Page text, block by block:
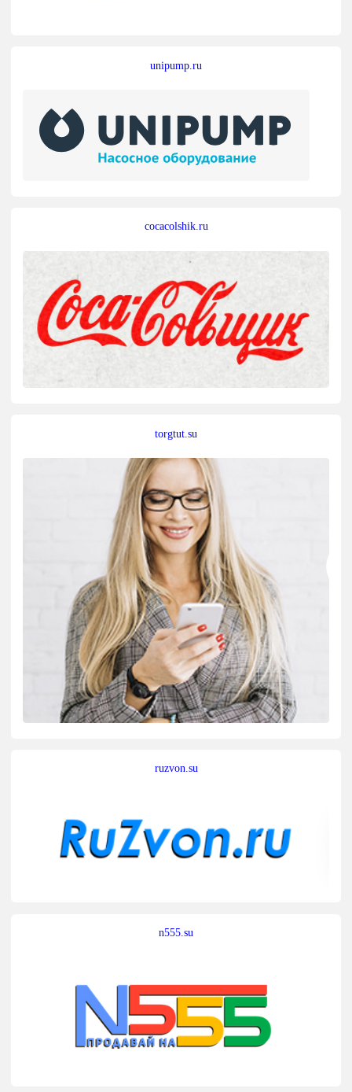
unipump.ru
cocacolshik.ru
torgtut.su
ruzvon.su
n555.su